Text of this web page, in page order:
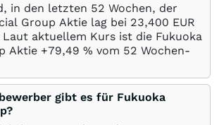
in den letzten 52 Wochen, der
Group Aktie lag bei 23,400 EUR
Laut aktuellem Kurs ist die Fukuoka
Aktie +79,49 % vom 52 Wochen-
gibt es für Fukuoka